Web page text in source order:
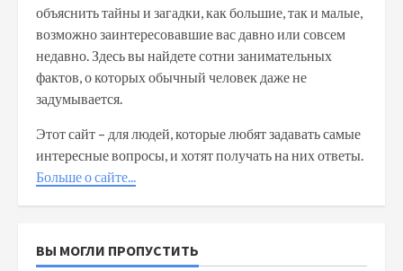
объяснить тайны и загадки, как большие, так и малые,
возможно заинтересовавшие вас давно или совсем
недавно. Здесь вы найдете сотни занимательных
фактов, о которых обычный человек даже не
задумывается.
Этот сайт – для людей, которые любят задавать самые
интересные вопросы, и хотят получать на них ответы.
Больше о сайте...
ВЫ МОГЛИ ПРОПУСТИТЬ